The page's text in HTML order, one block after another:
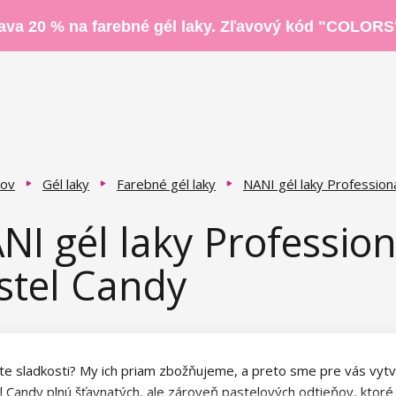
20 % na farebné gél laky. Zľavový kód
Gél laky Farebné gél laky NANI gél laky
gél laky
Candy
sladkosti? My ich priam zbožňujeme, a preto sme pre vás
Candy plnú šťavnatých, ale zároveň pastelových odtieňov,